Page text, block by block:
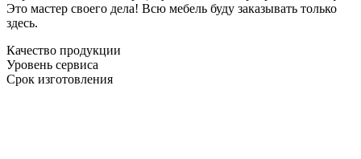
Это мастер своего дела! Всю мебель буду заказывать только
здесь.
Качество продукции
Уровень сервиса
Срок изготовления